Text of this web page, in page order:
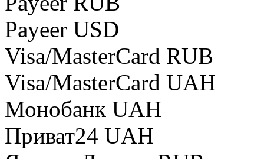
Payeer USD
Visa/MasterCard RUB
Visa/MasterCard UAH
Монобанк UAH
Приват24 UAH